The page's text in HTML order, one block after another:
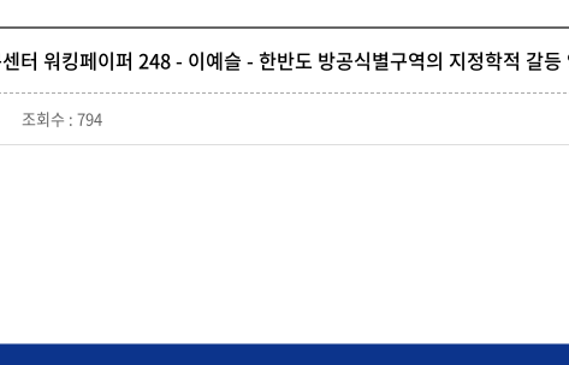
터 워킹페이퍼 248 - 이예슬 - 한반도 방공식별구역의 지정학적 갈
조회수 : 794